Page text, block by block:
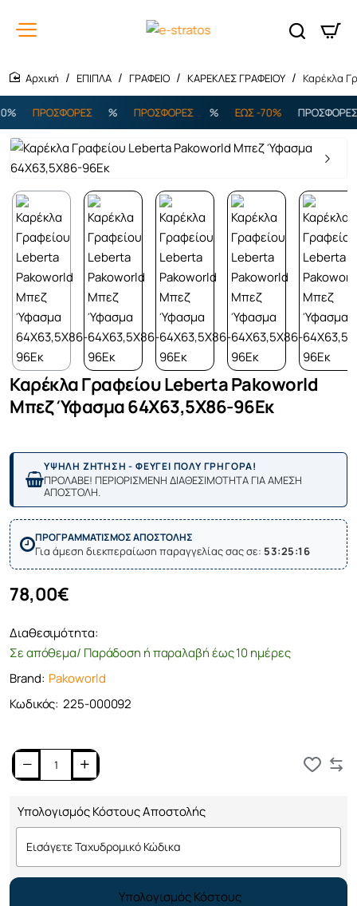
ΕΠΙΠΛΑ ΓΡΑΦΕΙΟ ΚΑΡΕΚΛΕΣ ΓΡΑΦΕΙΟΥ Καρέκλα
ΠΡΟΣΦΟΡΕΣ ΠΡΟΣΦΟΡΕΣ ΕΩΣ -70% ΠΡΟΣΦΟΡΕΣ
Καρέκλα Γραφείου Leberta Pakoworld
Μπεζ Ύφασμα 64X63,5X86-96Εκ
ΥΨΗΛΗ ΖΗΤΗΣΗ - ΦΕΥΓΕΙ ΠΟΛΥ ΓΡΗΓΟΡΑ!
ΠΡΟΛΑΒΕ! ΠΕΡΙΟΡΙΣΜΕΝΗ ΔΙΑΘΕΣΙΜΟΤΗΤΑ ΓΙΑ ΑΜΕΣΗ
ΑΠΟΣΤΟΛΗ.
ΠΡΟΓΡΑΜΜΑΤΙΣΜΟΣ ΑΠΟΣΤΟΛΗΣ
Για άμεση διεκπεραίωση παραγγελίας σας σε: 53:25:16
Διαθεσιμότητα:
Σε απόθεμα/ Παράδοση ή παραλαβή έως 10 ημέρες
Brand: Pakoworld
Κωδικός: 225-000092
78,00€
Υπολογισμός Κόστους Αποστολής
Υπολογισμός Κόστους